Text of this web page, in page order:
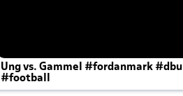
Ung vs. Gammel #fordanmark #dbu
#football